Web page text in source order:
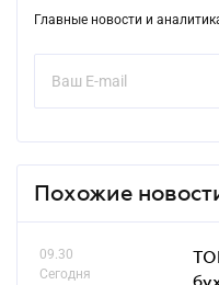
Главные новости и
Похожие
09.30
Сегодня